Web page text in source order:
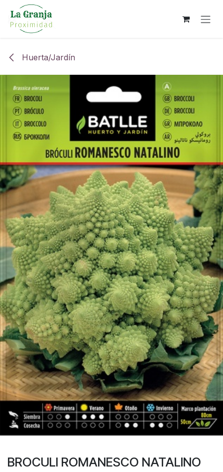
Ir al contenido
Huerta/Jardín
BROCULI ROMANESCO NATALINO